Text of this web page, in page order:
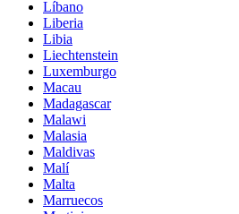
Líbano
Liberia
Libia
Liechtenstein
Luxemburgo
Macau
Madagascar
Malawi
Malasia
Maldivas
Malí
Malta
Marruecos